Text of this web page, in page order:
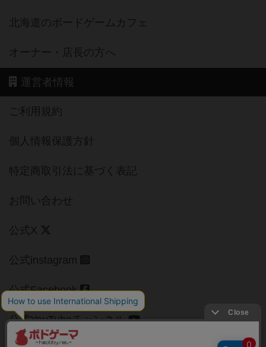
北海道のボードゲームカフェ
オーナー・店長の方へ
運営者情報
ご利用規約
個人情報保護方針
特定商取引法に基づく表記
お問い合わせ
公式X
公式instagram
公式Facebook
公式YouTubeチャンネル